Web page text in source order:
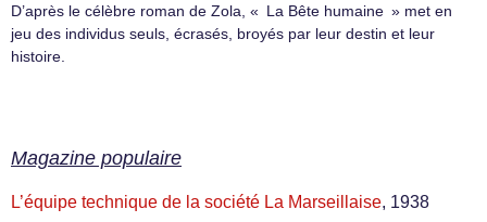
D’après le célèbre roman de Zola, « La Bête humaine » met en
jeu des individus seuls, écrasés, broyés par leur destin et leur
histoire.
Magazine populaire
L’équipe technique de la société La Marseillaise, 1938